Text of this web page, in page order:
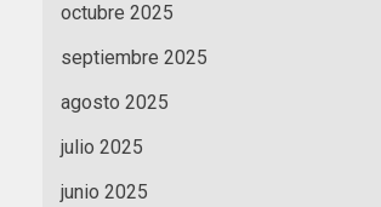
octubre 2025
septiembre 2025
agosto 2025
julio 2025
junio 2025